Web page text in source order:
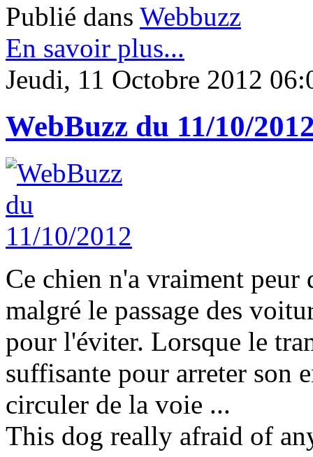
Publié dans Webbuzz
En savoir plus...
Jeudi, 11 Octobre 2012
WebBuzz du 11/10/
Ce chien n'a vraiment peur
malgré le passage des
pour l'éviter. Lorsque le
suffisante pour arreter son
circuler de la voie ...
This dog really afraid of